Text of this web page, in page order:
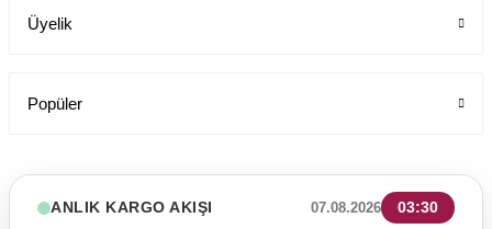
Üyelik
Popüler
ANLIK KARGO AKIŞI 07.08.2026 03:30